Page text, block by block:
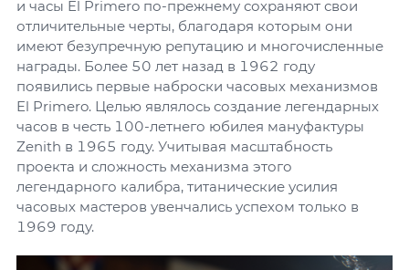
и часы El Primero по-прежнему сохраняют свои
отличительные черты, благодаря которым они
имеют безупречную репутацию и многочисленные
награды. Более 50 лет назад в 1962 году
появились первые наброски часовых механизмов
El Primero. Целью являлось создание легендарных
часов в честь 100-летнего юбилея мануфактуры
Zenith в 1965 году. Учитывая масштабность
проекта и сложность механизма этого
легендарного калибра, титанические усилия
часовых мастеров увенчались успехом только в
1969 году.